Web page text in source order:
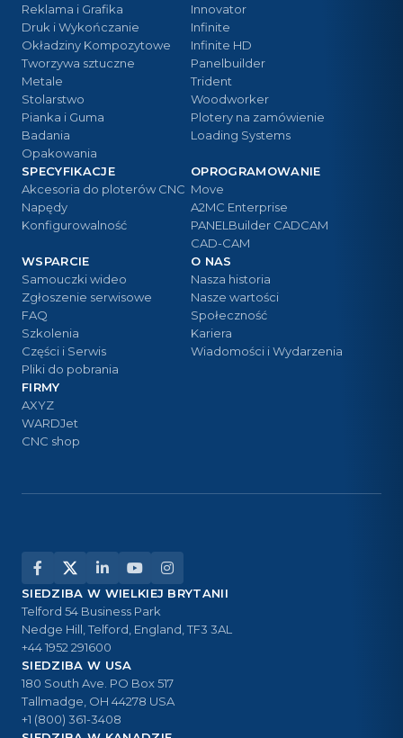
Innovator
Infinite
Infinite HD
Panelbuilder
Trident
Woodworker
Plotery na zamówienie
Loading Systems
Reklama i Grafika
Druk i Wykończanie
Okładziny Kompozytowe
Tworzywa sztuczne
Metale
Stolarstwo
Pianka i Guma
Badania
Opakowania
SPECYFIKACJE
Akcesoria do ploterów CNC
Napędy
Konfigurowalność
OPROGRAMOWANIE
Move
A2MC Enterprise
PANELBuilder CADCAM
CAD-CAM
WSPARCIE
Samouczki wideo
Zgłoszenie serwisowe
FAQ
Szkolenia
Części i Serwis
Pliki do pobrania
O NAS
Nasza historia
Nasze wartości
Społeczność
Kariera
Wiadomości i Wydarzenia
FIRMY
AXYZ
WARDJet
CNC shop
SIEDZIBA W WIELKIEJ BRYTANII
Telford 54 Business Park
Nedge Hill, Telford, England, TF3 3AL
+44 1952 291600
SIEDZIBA W USA
180 South Ave. PO Box 517
Tallmadge, OH 44278 USA
+1 (800) 361-3408